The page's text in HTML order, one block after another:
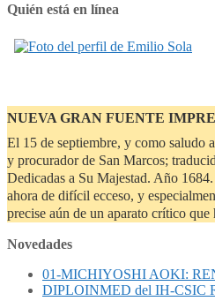
Quién está en línea
NUEVA GRAN FUENTE
El 15 de septiembre, y como saludo
y procurador de San Marcos;
Dedicadas a Su Majestad. Año
ahora de difícil ecceso, y
precise aún de un aparato crítico
Novedades
01-MICHIYOSHI AOKI:
DIPLOINMED del IH-CSIC